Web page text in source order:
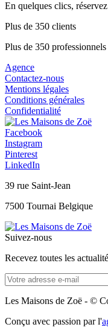
En quelques clics,
Plus de 350 clients
Plus de 350
Agence
Contactez-nous
Mentions légales
Conditions générales
Confidentialité
Facebook
Instagram
Pinterest
LinkedIn
39 rue Saint-Jean
7500 Tournai Belgique
Suivez-nous
Recevez toutes les
Les Maisons de Zoë - ©
Conçu avec passion par l'